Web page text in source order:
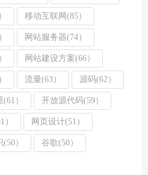
移动互联网(85）
网站服务器(74）
网站建设方案(66）
流量(63） 源码(62）
） 开放源代码(59）
） 网页设计(51）
） 谷歌(50）